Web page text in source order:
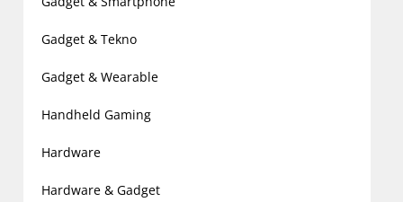
Gadget & Tekno
Gadget & Wearable
Handheld Gaming
Hardware
Hardware & Gadget